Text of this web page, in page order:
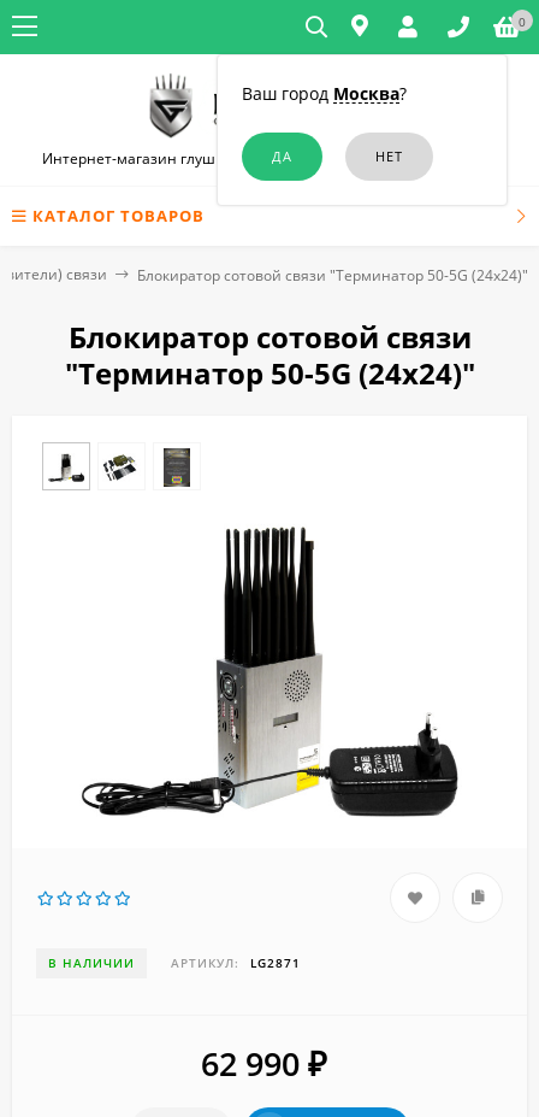
Ваш город Москва?
0
Интернет-магазин глушилок связи и диктофонов в Челябинске
КАТАЛОГ ТОВАРОВ
связи Блокиратор сотовой связи "Терминатор 50-5G (24х24)"
Блокиратор сотовой связи
"Терминатор 50-5G (24х24)"
В НАЛИЧИИ АРТИКУЛ: LG2871
62 990 ₽